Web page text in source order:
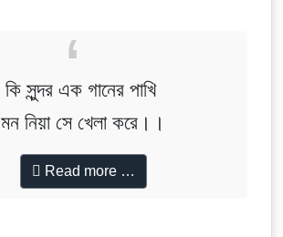
কি সুন্দর এক গানের পাখি
মন নিয়া সে খেলা করে।।
Read more …